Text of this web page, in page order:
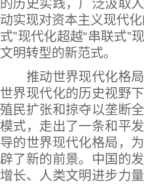
的历史实践，广泛汲取
动实现对资本主义现代
式”现代化超越“串联式”
文明转型的新范式。
推动世界现代化格局
世界现代化的历史视野
殖民扩张和掠夺以垄断
模式，走出了一条和平
导的世界现代化格局，
辟了新的前景。中国的
增长、人类文明进步力